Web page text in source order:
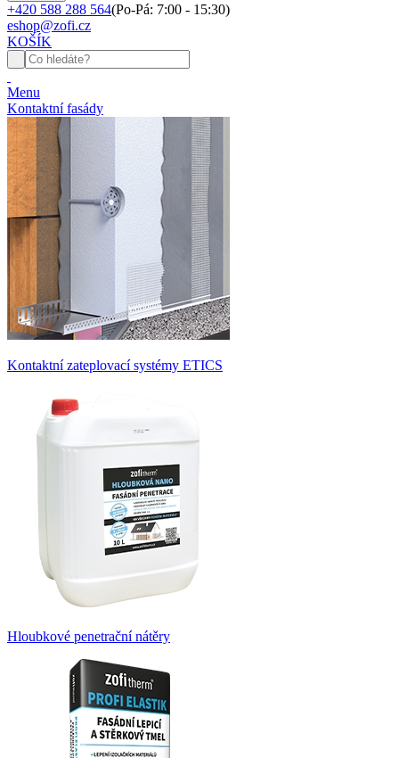
+420 588 288 564(Po-Pá: 7:00 - 15:30)
eshop@zofi.cz
KOŠÍK
Menu
Kontaktní fasády
Kontaktní zateplovací systémy ETICS
Hloubkové penetrační nátěry